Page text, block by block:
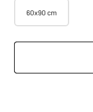
60x90 cm